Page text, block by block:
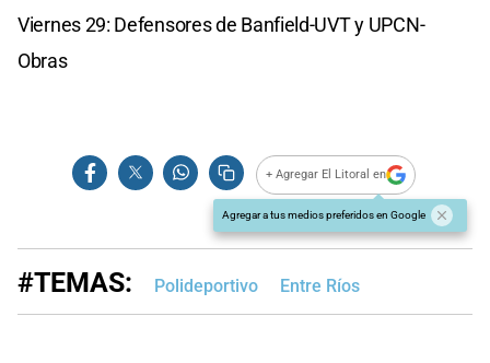
Viernes 29: Defensores de Banfield-UVT y UPCN-
Obras
+ Agregar El Litoral en
Agregar a tus medios preferidos en Google
#TEMAS: Polideportivo Entre Ríos